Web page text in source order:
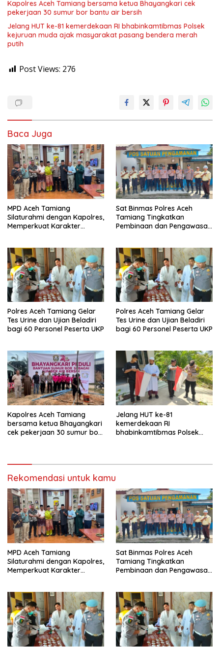
Kapolres Aceh Tamiang bersama ketua Bhayangkari cek
pekerjaan 30 sumur bor bantu air bersih
Jelang HUT ke-81 kemerdekaan RI bhabinkamtibmas Polsek
kejuruan muda ajak masyarakat pasang bendera merah
putih
Post Views: 276
Baca Juga
MPD Aceh Tamiang
Silaturahmi dengan Kapolres,
Memperkuat Karakter
Sat Binmas Polres Aceh
Tamiang Tingkatkan
Pembinaan dan Pengawasan
Polres Aceh Tamiang Gelar
Tes Urine dan Ujian Beladiri
bagi 60 Personel Peserta UKP
Polres Aceh Tamiang Gelar
Tes Urine dan Ujian Beladiri
bagi 60 Personel Peserta UKP
Kapolres Aceh Tamiang
bersama ketua Bhayangkari
cek pekerjaan 30 sumur bor
Jelang HUT ke-81
kemerdekaan RI
bhabinkamtibmas Polsek
Rekomendasi untuk kamu
MPD Aceh Tamiang
Silaturahmi dengan Kapolres,
Memperkuat Karakter
Sat Binmas Polres Aceh
Tamiang Tingkatkan
Pembinaan dan Pengawasan